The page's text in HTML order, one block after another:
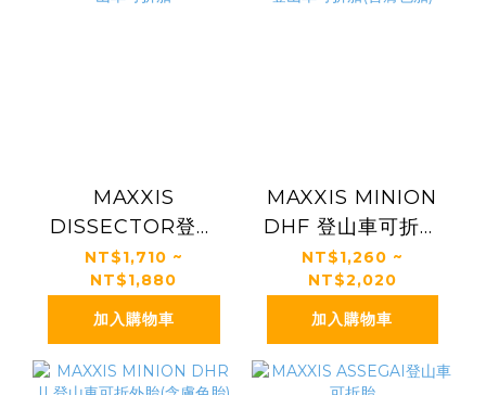
MAXXIS
DISSECTOR登山
車可折胎
NT$1,710 ~
NT$1,880
加入購物車
MAXXIS MINION
DHF 登山車可折胎
(含膚色胎)
NT$1,260 ~
NT$2,020
加入購物車